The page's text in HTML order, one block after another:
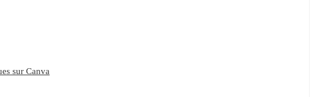
sur Canva